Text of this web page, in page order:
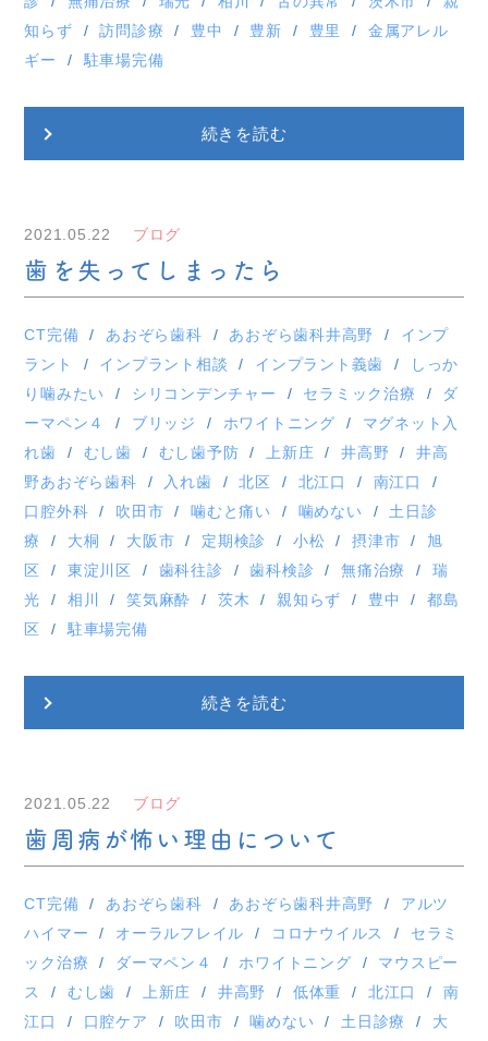
知らず
訪問診療 豊中 豊新 豊里
金属アレル
ギー
駐車場完備
続きを読む
2021.05.22 ブログ
歯を失ってしまったら
CT完備 あおぞら歯科 あおぞら歯科井高野
インプ
ラント
インプラント相談 インプラント義歯
しっか
り噛みたい
シリコンデンチャー セラミック治療
ダ
ーマペン４
ブリッジ ホワイトニング
マグネット入
れ歯
むし歯 むし歯予防 上新庄 井高野
井高
野あおぞら歯科
入れ歯 北区 北江口
南江口
口腔外科
吹田市 噛むと痛い 噛めない
土日診
療
大桐 大阪市 定期検診 小松 摂津市
旭
区
東淀川区 歯科往診 歯科検診 無痛治療
瑞
光
相川 笑気麻酔 茨木 親知らず 豊中
都島
区
駐車場完備
続きを読む
2021.05.22 ブログ
歯周病が怖い理由について
CT完備 あおぞら歯科 あおぞら歯科井高野
アルツ
ハイマー
オーラルフレイル コロナウイルス
セラミ
ック治療
ダーマペン４ ホワイトニング
マウスピー
ス
むし歯 上新庄 井高野 低体重 北江口
南
江口
口腔ケア 吹田市 噛めない 土日診療
大